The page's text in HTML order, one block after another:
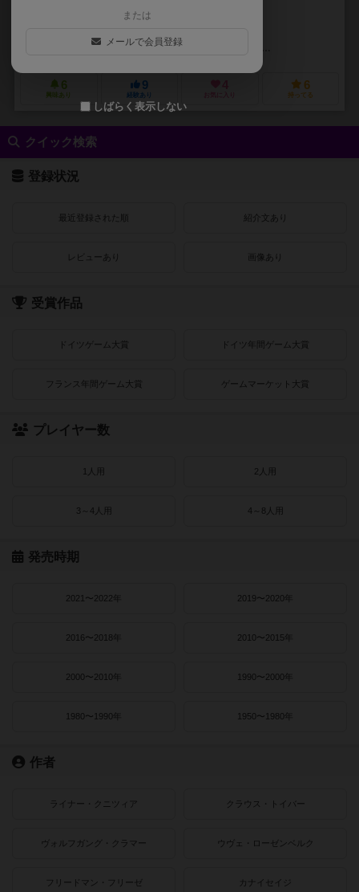
クレイグ・バーテル（Craig Bartell）
オール アボード ゲームズ（All-Aboard games）
6
興味あり
9
経験あり
6
持ってる
クイック検索
登録状況
最近登録された順 紹介文あり
レビューあり 画像あり
受賞作品
ドイツゲーム大賞 ドイツ年間ゲーム大賞
フランス年間ゲーム大賞 ゲームマーケット大賞
プレイヤー数
1人用 2人用
3～4人用 4～8人用
発売時期
2021〜2022年 2019〜2020年
2016〜2018年 2010〜2015年
2000〜2010年 1990〜2000年
1980〜1990年 1950〜1980年
作者
ライナー・クニツィア クラウス・トイバー
ヴォルフガング・クラマー ウヴェ・ローゼンベルク
フリードマン・フリーゼ カナイセイジ
または
メールで会員登録
しばらく表示しない